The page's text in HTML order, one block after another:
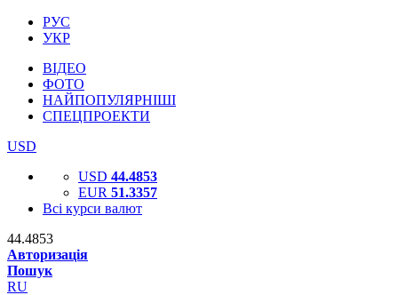
РУС
УКР
ВІДЕО
ФОТО
НАЙПОПУЛЯРНІШІ
СПЕЦПРОЕКТИ
USD
USD 44.4853
EUR 51.3357
Всі курси валют
44.4853
Авторизація
Пошук
RU